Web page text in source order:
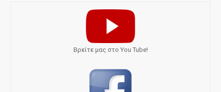
Bρείτε μας στο You Tube!